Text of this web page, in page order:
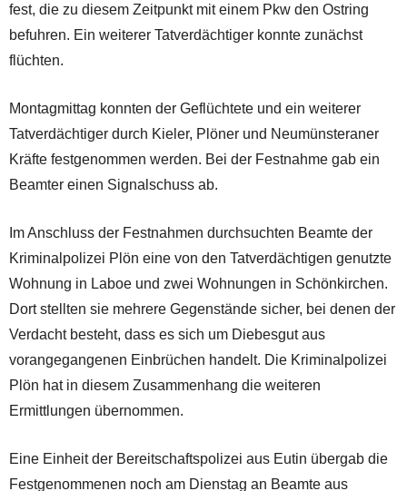
fest, die zu diesem Zeitpunkt mit einem Pkw den Ostring
befuhren. Ein weiterer Tatverdächtiger konnte zunächst
flüchten.
Montagmittag konnten der Geflüchtete und ein weiterer
Tatverdächtiger durch Kieler, Plöner und Neumünsteraner
Kräfte festgenommen werden. Bei der Festnahme gab ein
Beamter einen Signalschuss ab.
Im Anschluss der Festnahmen durchsuchten Beamte der
Kriminalpolizei Plön eine von den Tatverdächtigen genutzte
Wohnung in Laboe und zwei Wohnungen in Schönkirchen.
Dort stellten sie mehrere Gegenstände sicher, bei denen der
Verdacht besteht, dass es sich um Diebesgut aus
vorangegangenen Einbrüchen handelt. Die Kriminalpolizei
Plön hat in diesem Zusammenhang die weiteren
Ermittlungen übernommen.
Eine Einheit der Bereitschaftspolizei aus Eutin übergab die
Festgenommenen noch am Dienstag an Beamte aus